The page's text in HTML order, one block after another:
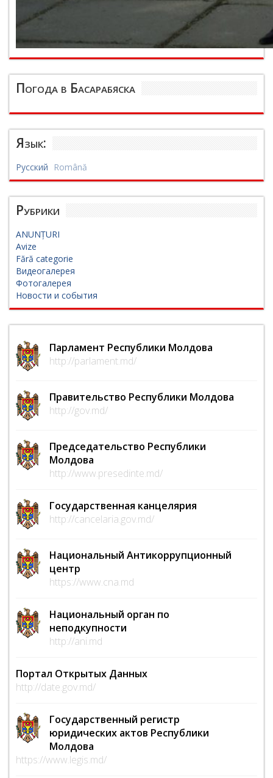
Погода в Басарабяска
Язык:
Русский Română
Рубрики
ANUNȚURI
Avize
Fără categorie
Видеогалерея
Фотогалерея
Новости и события
Парламент Республики Молдова
http://parlament.md/
Правительство Республики Молдова
http://gov.md/
Председательство Республики
Молдова
http://www.presedinte.md/
Государственная канцелярия
http://cancelaria.gov.md/
Национальный Антикоррупционный
центр
https://www.cna.md
Национальный орган по
неподкупности
http://ani.md
Портал Открытых Данных
http://date.gov.md/
Государственный регистр
юридических актов Республики
Молдова
https://www.legis.md/